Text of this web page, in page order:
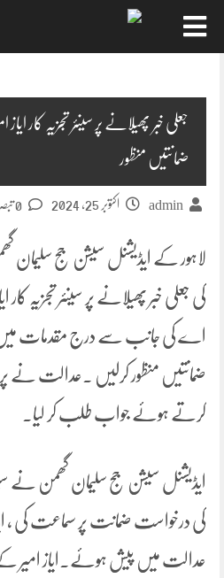
ضمانتیں منظور
admin اکتوبر 25, 2024
لاہور کے ایڈیشنل سیشن جج
کی جعلی خبر پھیلانے پر سینئر تجزیہ
ضمانتیں منظور کرلیں ۔عدالت نے
کرتے ہوئے جواب طلب کر لیا۔
ایڈیشنل سیشن جج سلیمان گھمن نے سینئر
کی درخواست ضمانت پر سماعت کی ،
عدالت میں پیش ہوئے۔ایاز امیر